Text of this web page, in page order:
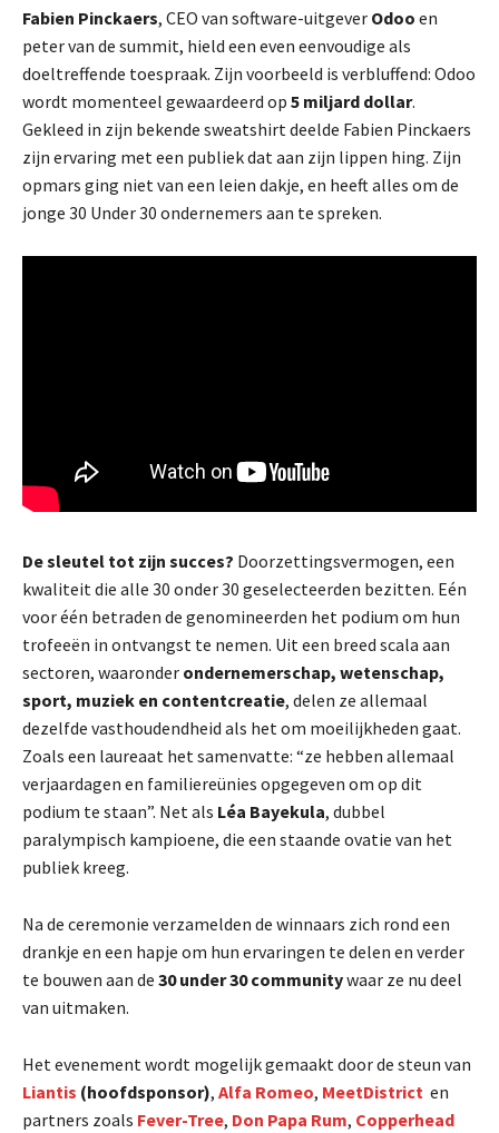
Fabien Pinckaers, CEO van software-uitgever Odoo en
peter van de summit, hield een even eenvoudige als
doeltreffende toespraak. Zijn voorbeeld is verbluffend: Odoo
wordt momenteel gewaardeerd op 5 miljard dollar.
Gekleed in zijn bekende sweatshirt deelde Fabien Pinckaers
zijn ervaring met een publiek dat aan zijn lippen hing. Zijn
opmars ging niet van een leien dakje, en heeft alles om de
jonge 30 Under 30 ondernemers aan te spreken.
De sleutel tot zijn succes? Doorzettingsvermogen, een
kwaliteit die alle 30 onder 30 geselecteerden bezitten. Eén
voor één betraden de genomineerden het podium om hun
trofeeën in ontvangst te nemen. Uit een breed scala aan
sectoren, waaronder ondernemerschap, wetenschap,
sport, muziek en contentcreatie, delen ze allemaal
dezelfde vasthoudendheid als het om moeilijkheden gaat.
Zoals een laureaat het samenvatte: “ze hebben allemaal
verjaardagen en familiereünies opgegeven om op dit
podium te staan”. Net als Léa Bayekula, dubbel
paralympisch kampioene, die een staande ovatie van het
publiek kreeg.
Na de ceremonie verzamelden de winnaars zich rond een
drankje en een hapje om hun ervaringen te delen en verder
te bouwen aan de 30 under 30 communitywaar ze nu deel
van uitmaken.
Het evenement wordt mogelijk gemaakt door de steun van
Liantis (hoofdsponsor), Alfa Romeo, MeetDistrict en
partners zoals Fever-Tree, Don Papa Rum, Copperhead